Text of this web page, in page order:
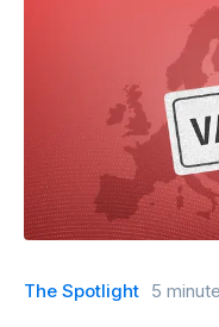
The Spotlight 5